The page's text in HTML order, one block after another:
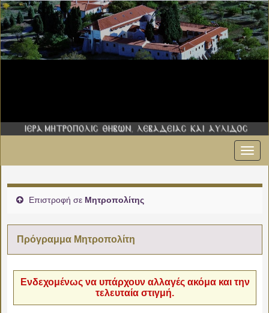
Επιστροφή σε Μητροπολίτης
Πρόγραμμα Μητροπολίτη
Ενδεχομένως να υπάρχουν αλλαγές ακόμα και την
τελευταία στιγμή.